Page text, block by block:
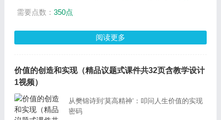
需要点数： 350点
阅读更多
价值的创造和实现（精品议题式课件共32页含教学设计
1视频）
从樊锦诗到‘莫高精神’：叩问人生价值的实现
密码